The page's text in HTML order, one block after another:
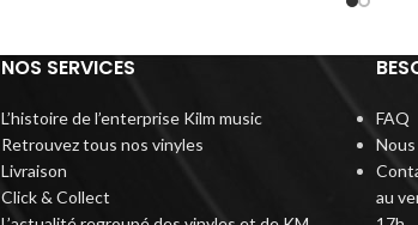
NOS SERVICES
L’histoire de l’enterprise Kilm music
Retrouvez tous nos vinyles
Livraison
Click & Collect
FAQ
au